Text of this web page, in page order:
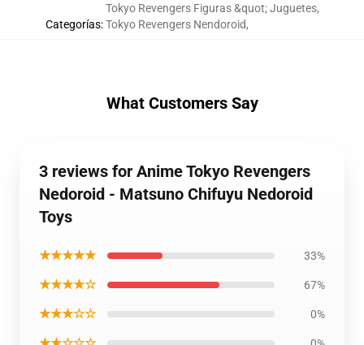
Categorías:
Tokyo Revengers Figuras &quot; Juguetes,
Tokyo Revengers Nendoroid,
What Customers Say
3 reviews for Anime Tokyo Revengers
Nedoroid - Matsuno Chifuyu Nedoroid
Toys
★★★★★ 33%
★★★★☆ 67%
★★★☆☆ 0%